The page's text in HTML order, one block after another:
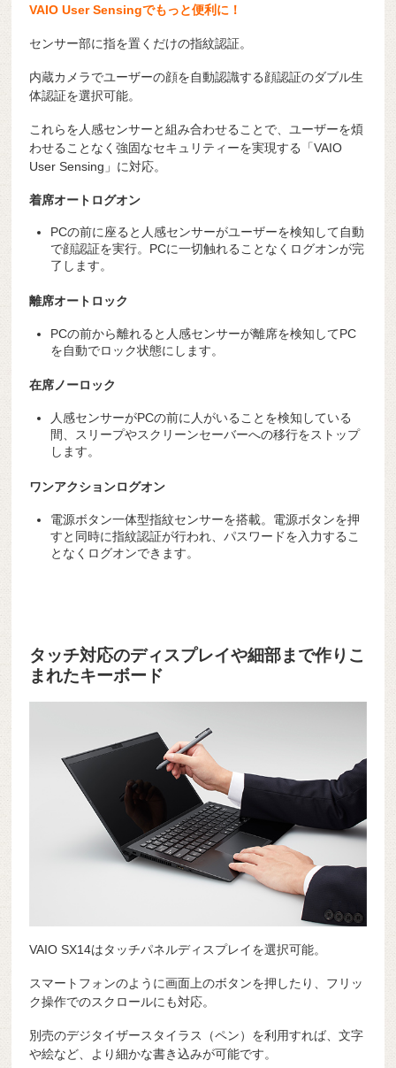
VAIO User Sensingでもっと便利に！
センサー部に指を置くだけの指紋認証。
内蔵カメラでユーザーの顔を自動認識する顔認証のダブル生
体認証を選択可能。
これらを人感センサーと組み合わせることで、ユーザーを煩
わせることなく強固なセキュリティーを実現する「VAIO
User Sensing」に対応。
着席オートログオン
PCの前に座ると人感センサーがユーザーを検知して自動
で顔認証を実行。PCに一切触れることなくログオンが完
了します。
離席オートロック
PCの前から離れると人感センサーが離席を検知してPC
を自動でロック状態にします。
在席ノーロック
人感センサーがPCの前に人がいることを検知している
間、スリープやスクリーンセーバーへの移行をストップ
します。
ワンアクションログオン
電源ボタン一体型指紋センサーを搭載。電源ボタンを押
すと同時に指紋認証が行われ、パスワードを入力するこ
となくログオンできます。
タッチ対応のディスプレイや細部まで作りこ
まれたキーボード
VAIO SX14はタッチパネルディスプレイを選択可能。
スマートフォンのように画面上のボタンを押したり、フリッ
ク操作でのスクロールにも対応。
別売のデジタイザースタイラス（ペン）を利用すれば、文字
や絵など、より細かな書き込みが可能です。